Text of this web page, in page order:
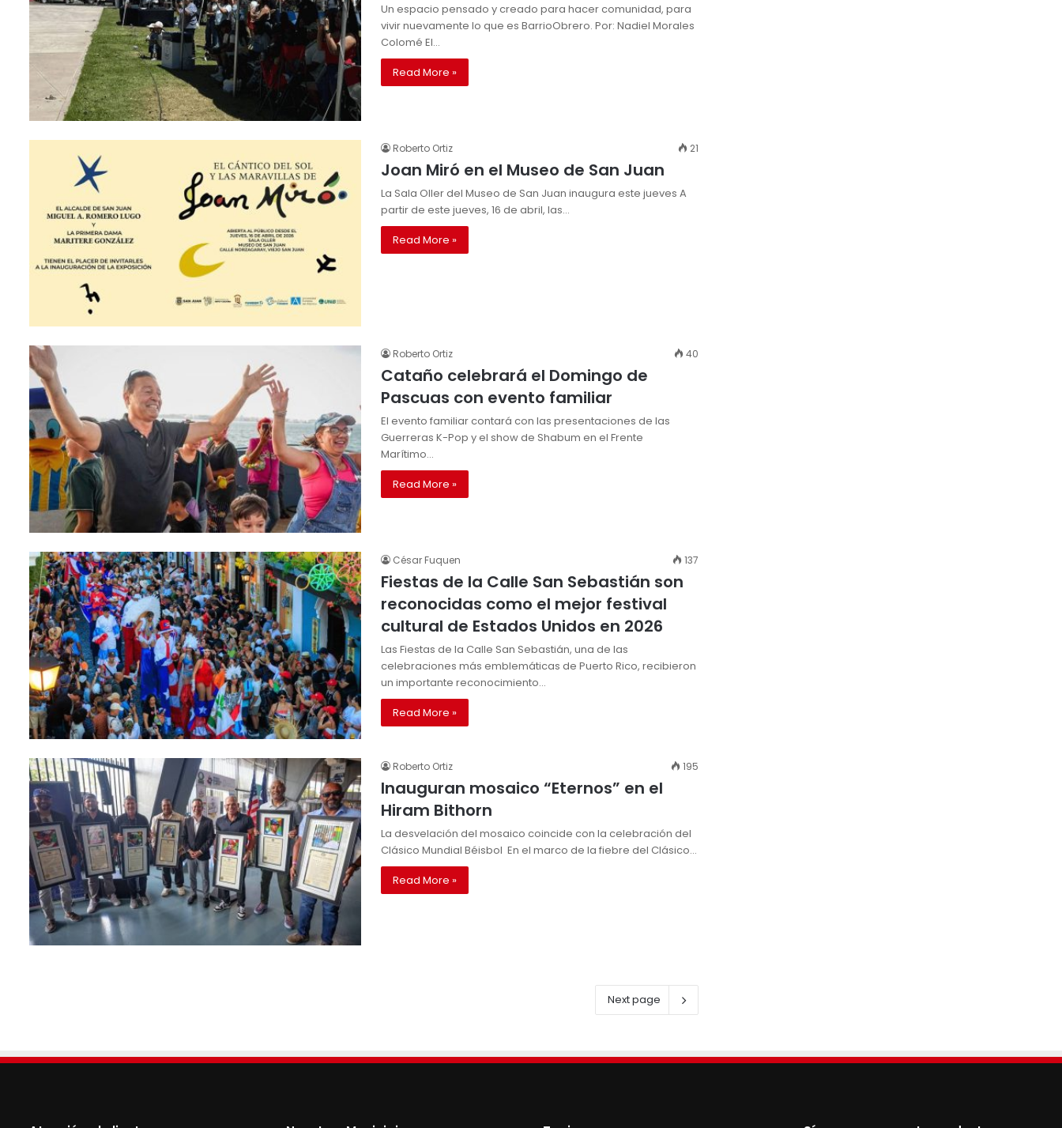
Un espacio pensado y creado para hacer comunidad, para
vivir nuevamente lo que es BarrioObrero. Por: Nadiel Morales
Colomé El…
Read More »
Roberto Ortiz 21
Joan Miró en el Museo de San Juan
La Sala Oller del Museo de San Juan inaugura este jueves A
partir de este jueves, 16 de abril, las…
Read More »
Roberto Ortiz 40
Cataño celebrará el Domingo de
Pascuas con evento familiar
El evento familiar contará con las presentaciones de las
Guerreras K-Pop y el show de Shabum en el Frente
Marítimo…
Read More »
César Fuquen 137
Fiestas de la Calle San Sebastián son
reconocidas como el mejor festival
cultural de Estados Unidos en 2026
Las Fiestas de la Calle San Sebastián, una de las
celebraciones más emblemáticas de Puerto Rico, recibieron
un importante reconocimiento…
Read More »
Roberto Ortiz 195
Inauguran mosaico “Eternos” en el
Hiram Bithorn
La desvelación del mosaico coincide con la celebración del
Clásico Mundial Béisbol En el marco de la fiebre del Clásico…
Read More »
Next page